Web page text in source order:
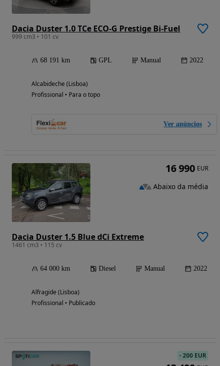
Dacia Duster 1.0 TCe ECO-G Prestige Bi-Fuel
999 cm3 • 101 cv
68 191 km GPL Manual 2022
Alcabideche (Lisboa)
Profissional • Para o topo
Ver anúncios
Dacia Duster 1.5 Blue dCi Extreme
1461 cm3 • 115 cv
64 000 km Diesel Manual 2022
Alfragide (Lisboa)
Profissional • Publicado
16 990 EUR
Abaixo da média
-200 EUR